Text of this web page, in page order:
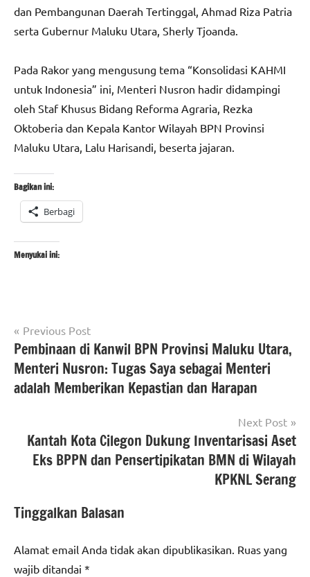
dan Pembangunan Daerah Tertinggal, Ahmad Riza Patria
serta Gubernur Maluku Utara, Sherly Tjoanda.
Pada Rakor yang mengusung tema “Konsolidasi KAHMI
untuk Indonesia” ini, Menteri Nusron hadir didampingi
oleh Staf Khusus Bidang Reforma Agraria, Rezka
Oktoberia dan Kepala Kantor Wilayah BPN Provinsi
Maluku Utara, Lalu Harisandi, beserta jajaran.
Bagikan ini:
Berbagi
Menyukai ini:
Tagged
with
#beritakementrianatrbpnri
#kementerianatrbpnri
#Kementerian
ATR/BPN
#Kementerian
ATR/BPN RI
nasional
Navigasi
pos
Previous Post
Pembinaan di Kanwil BPN Provinsi Maluku Utara,
Menteri Nusron: Tugas Saya sebagai Menteri
adalah Memberikan Kepastian dan Harapan
Next Post
Kantah Kota Cilegon Dukung Inventarisasi Aset
Eks BPPN dan Pensertipikatan BMN di Wilayah
KPKNL Serang
Tinggalkan Balasan
Alamat email Anda tidak akan dipublikasikan. Ruas yang
wajib ditandai *